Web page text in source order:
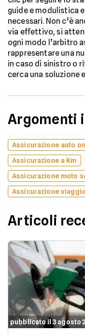
guide e modulistica
necessari. Non c’è
via effettivo, si
ogni modo l’arbitro
rappresentare una
in caso di sinistro o
cerca una soluzione
Argomenti
Assicurazione auto
Assicurazione a Km
Assicurazione moto
Assicurazione viaggio
Articoli
pubblicato il 3 agosto